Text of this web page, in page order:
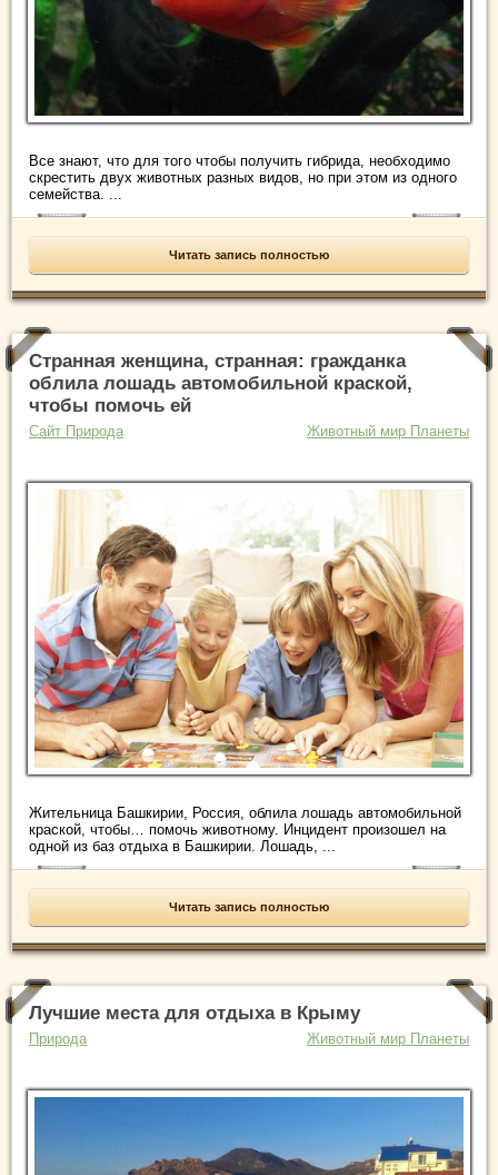
Все знают, что для того чтобы получить гибрида, необходимо
скрестить двух животных разных видов, но при этом из одного
семейства. ...
Читать запись полностью
Странная женщина, странная: гражданка
облила лошадь автомобильной краской,
чтобы помочь ей
Сайт Природа Животный мир Планеты
Жительница Башкирии, Россия, облила лошадь автомобильной
краской, чтобы… помочь животному. Инцидент произошел на
одной из баз отдыха в Башкирии. Лошадь, ...
Читать запись полностью
Лучшие места для отдыха в Крыму
Природа Животный мир Планеты